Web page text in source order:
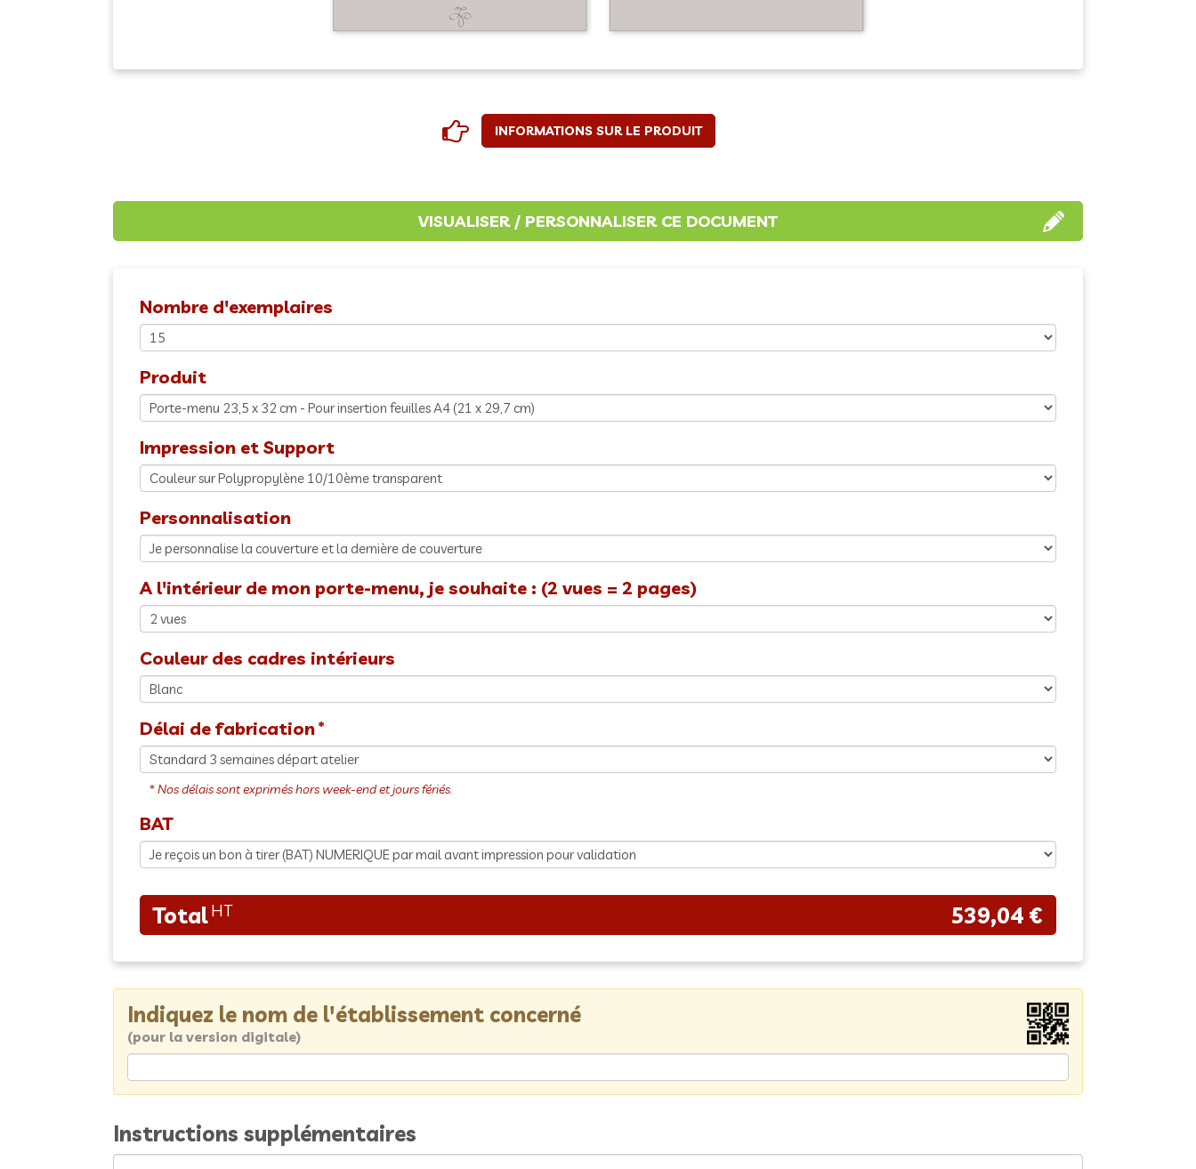
INFORMATIONS SUR LE PRODUIT
Nombre d'exemplaires
Produit
Impression et Support
Personnalisation
A l'intérieur de mon porte-menu, je souhaite : (2 vues = 2 pages)
Couleur des cadres intérieurs
Délai de fabrication
BAT
539,04 €
Indiquez le nom de l'établissement concerné
(pour la version digitale)
Instructions supplémentaires